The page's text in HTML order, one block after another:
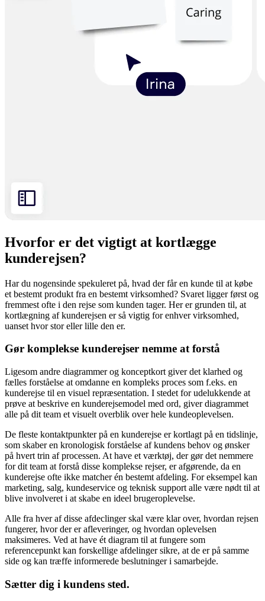
Hvorfor er det vigtigt at kortlægge
kunderejsen?
Har du nogensinde spekuleret på, hvad der får en kunde til at købe
et bestemt produkt fra en bestemt virksomhed? Svaret ligger først og
fremmest ofte i den rejse som kunden tager. Her er grunden til, at
kortlægning af kunderejsen er så vigtig for enhver virksomhed,
uanset hvor stor eller lille den er.
Gør komplekse kunderejser nemme at forstå
Ligesom andre diagrammer og konceptkort giver det klarhed og
fælles forståelse at omdanne en kompleks proces som f.eks. en
kunderejse til en visuel repræsentation. I stedet for udelukkende at
prøve at beskrive en kunderejsemodel med ord, giver diagrammet
alle på dit team et visuelt overblik over hele kundeoplevelsen.
De fleste kontaktpunkter på en kunderejse er kortlagt på en tidslinje,
som skaber en kronologisk forståelse af kundens behov og ønsker
på hvert trin af processen. At have et værktøj, der gør det nemmere
for dit team at forstå disse komplekse rejser, er afgørende, da en
kunderejse ofte ikke matcher én bestemt afdeling. For eksempel kan
marketing, salg, kundeservice og teknisk support alle være nødt til at
blive involveret i at skabe en ideel brugeroplevelse.
Alle fra hver af disse afdeclinger skal være klar over, hvordan rejsen
fungerer, hvor der er afleveringer, og hvordan oplevelsen
maksimeres. Ved at have ét diagram til at fungere som
referencepunkt kan forskellige afdelinger sikre, at de er på samme
side og kan træffe informerede beslutninger i samarbejde.
Sætter dig i kundens sted.